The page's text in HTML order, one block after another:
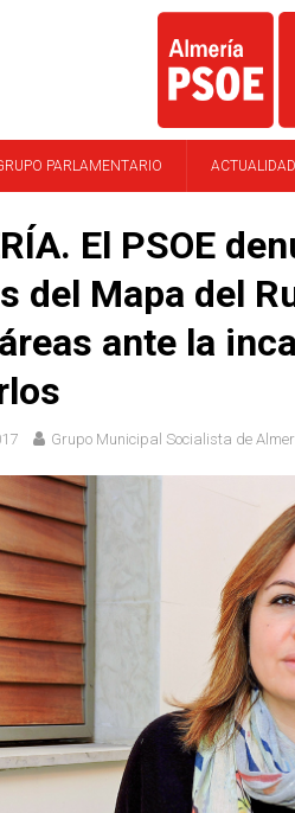
PARLAMENTARIO ACTUALIDAD
El PSOE
del Mapa del
ante la
Grupo Municipal Socialista de